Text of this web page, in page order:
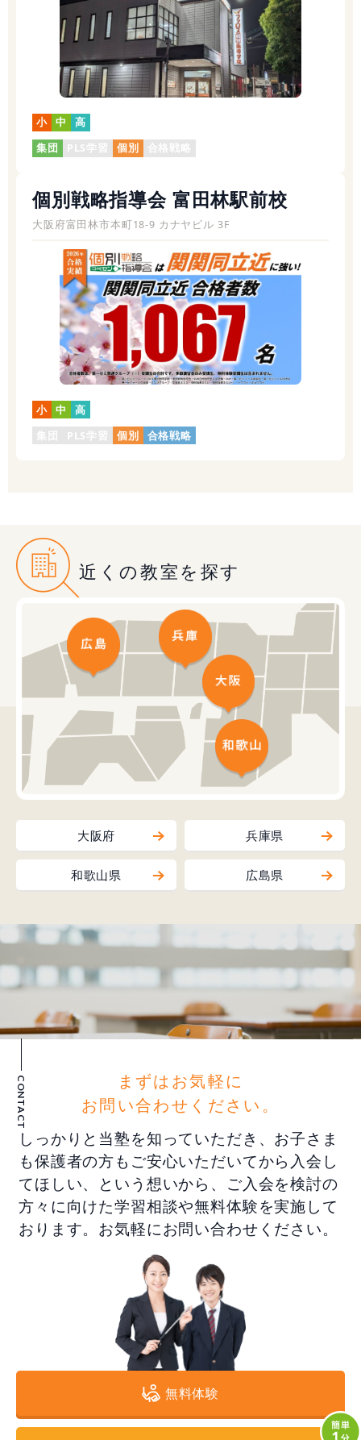
小 中
高
集団
PLS学習 個別 合格戦略
個別戦略指導会 富田林駅前校
大阪府富田林市本町18-9 カナヤビル 3F
小 中
高
集団
PLS学習 個別 合格戦略
近くの教室を探す
大阪府 兵庫県
和歌山県 広島県
CONTACT
まずはお気軽に
お問い合わせください。
しっかりと当塾を知っていただき、お子さま
も保護者の方もご安心いただいてから入会し
てほしい、という想いから、ご入会を検討の
方々に向けた学習相談や無料体験を実施して
おります。お気軽にお問い合わせください。
無料体験